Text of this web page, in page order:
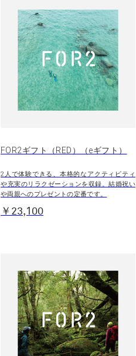
FOR2ギフト（RED）（eギフト）
2人で体験できる、本格的なアクティビティ
や充実のリラクゼーションを収録。結婚祝い
や両親へのプレゼントの定番です。
￥23,100